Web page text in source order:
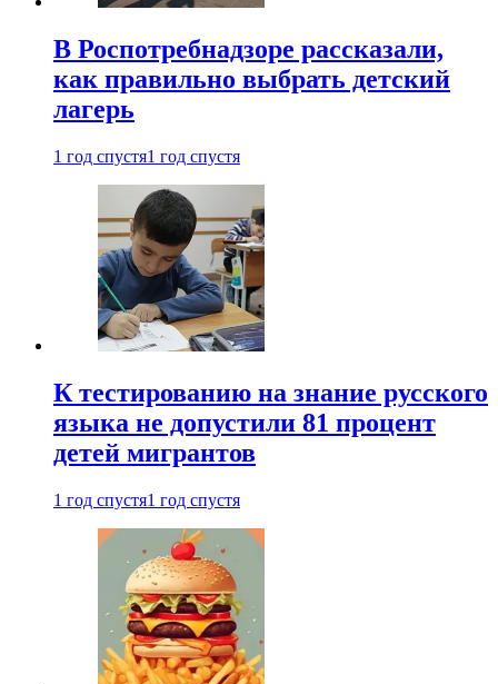
В Роспотребнадзоре рассказали,
как правильно выбрать детский
лагерь
1 год спустя1 год спустя
К тестированию на знание русского
языка не допустили 81 процент
детей мигрантов
1 год спустя1 год спустя